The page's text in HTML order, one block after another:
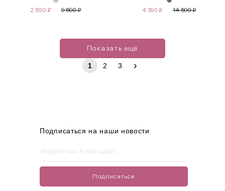
2 890 ₽ 9 590₽ 4 390 ₽ 14 590₽
Показать ещё
1 2 3 ›
Подписаться на наши новости
Подписаться